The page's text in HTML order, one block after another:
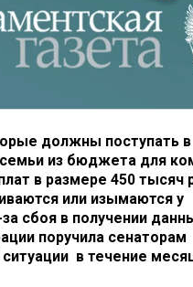
должны поступать в
из бюджета для
в размере 450 тысяч
или изымаются у
сбоя в получении
поручила сенаторам
ситуации в течение